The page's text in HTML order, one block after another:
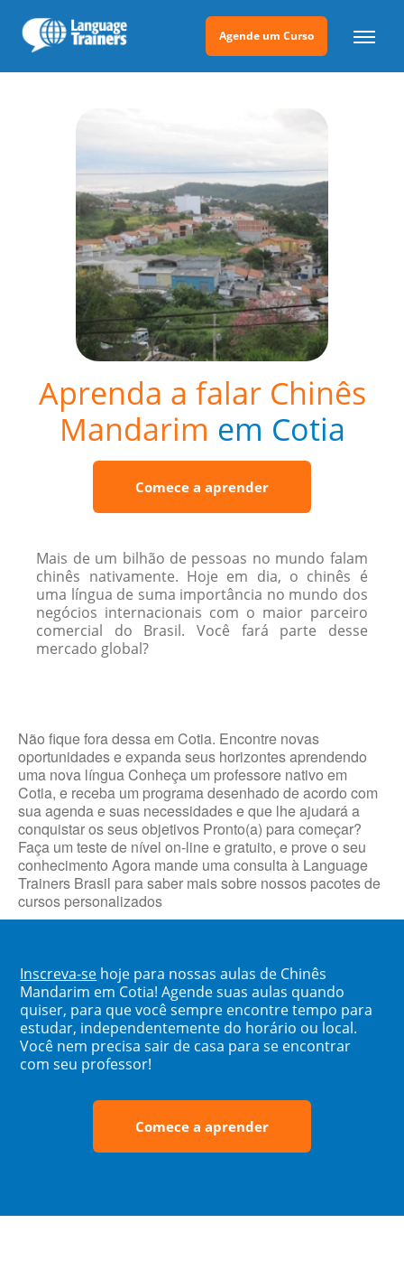
Agende um Curso
Aprenda a falar Chinês
Mandarim em Cotia
Comece a aprender
Mais de um bilhão de pessoas no mundo falam
chinês nativamente. Hoje em dia, o chinês é
uma língua de suma importância no mundo dos
negócios internacionais com o maior parceiro
comercial do Brasil. Você fará parte desse
mercado global?
Não fique fora dessa em Cotia. Encontre novas
oportunidades e expanda seus horizontes aprendendo
uma nova língua Conheça um professore nativo em
Cotia, e receba um programa desenhado de acordo com
sua agenda e suas necessidades e que lhe ajudará a
conquistar os seus objetivos Pronto(a) para começar?
Faça um teste de nível on-line e gratuito, e prove o seu
conhecimento Agora mande uma consulta à Language
Trainers Brasil para saber mais sobre nossos pacotes de
cursos personalizados
Inscreva-se hoje para nossas aulas de Chinês
Mandarim em Cotia! Agende suas aulas quando
quiser, para que você sempre encontre tempo para
estudar, independentemente do horário ou local.
Você nem precisa sair de casa para se encontrar
com seu professor!
Comece a aprender